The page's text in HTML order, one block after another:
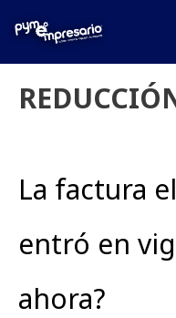
La factura
entró en
ahora?